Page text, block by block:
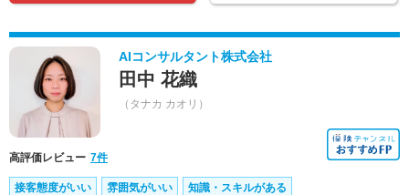
AIコンサルタント株式会社
田中 花織
（タナカ カオリ）
高評価レビュー 7件
接客態度がいい 雰囲気がいい 知識・スキルがある